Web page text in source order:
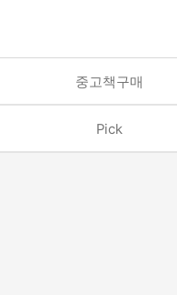
중고책구매
Pick